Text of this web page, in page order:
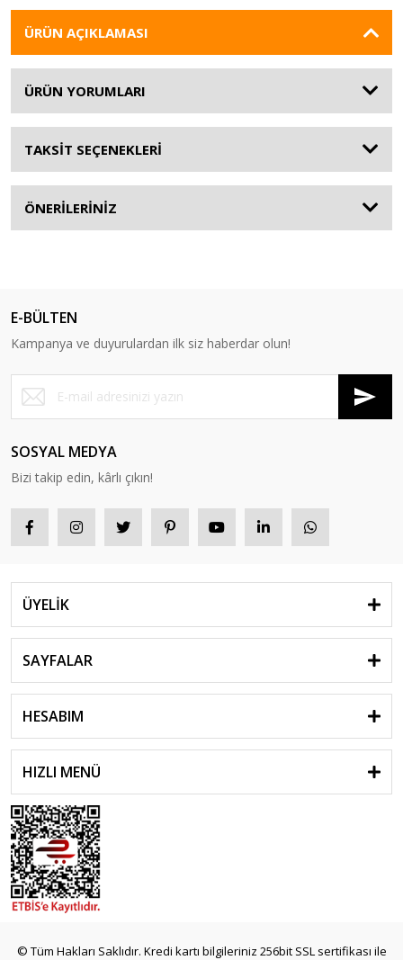
ÜRÜN AÇIKLAMASI
ÜRÜN YORUMLARI
TAKSİT SEÇENEKLERİ
ÖNERİLERİNİZ
E-BÜLTEN
Kampanya ve duyurulardan ilk siz haberdar olun!
SOSYAL MEDYA
Bizi takip edin, kârlı çıkın!
ÜYELİK
SAYFALAR
HESABIM
HIZLI MENÜ
© Tüm Hakları Saklıdır. Kredi kartı bilgileriniz 256bit SSL sertifikası ile